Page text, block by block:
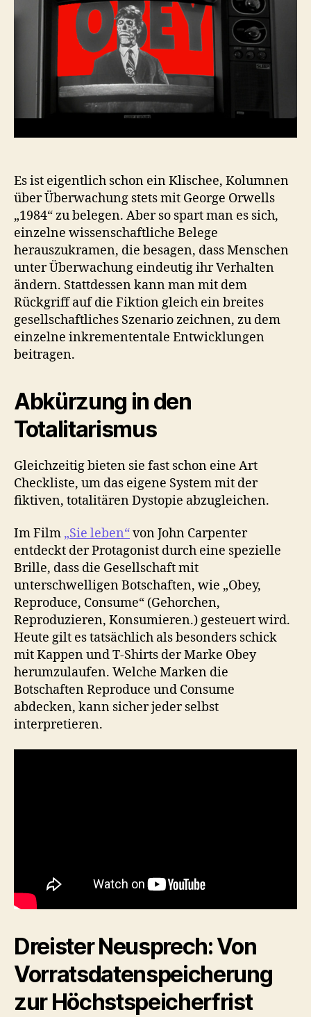
auf
unseren
T-
Shirts
steht
Es ist eigentlich schon ein Klischee, Kolumnen
über Überwachung stets mit George Orwells
„1984“ zu belegen. Aber so spart man es sich,
einzelne wissenschaftliche Belege
herauszukramen, die besagen, dass Menschen
unter Überwachung eindeutig ihr Verhalten
ändern. Stattdessen kann man mit dem
Rückgriff auf die Fiktion gleich ein breites
gesellschaftliches Szenario zeichnen, zu dem
einzelne inkremententale Entwicklungen
beitragen.
Abkürzung in den
Totalitarismus
Gleichzeitig bieten sie fast schon eine Art
Checkliste, um das eigene System mit der
fiktiven, totalitären Dystopie abzugleichen.
Im Film „Sie leben“von John Carpenter
entdeckt der Protagonist durch eine spezielle
Brille, dass die Gesellschaft mit
unterschwelligen Botschaften, wie „Obey,
Reproduce, Consume“ (Gehorchen,
Reproduzieren, Konsumieren.) gesteuert wird.
Heute gilt es tatsächlich als besonders schick
mit Kappen und T-Shirts der Marke Obey
herumzulaufen. Welche Marken die
Botschaften Reproduce und Consume
abdecken, kann sicher jeder selbst
interpretieren.
Dreister Neusprech: Von
Vorratsdatenspeicherung
zur Höchstspeicherfrist